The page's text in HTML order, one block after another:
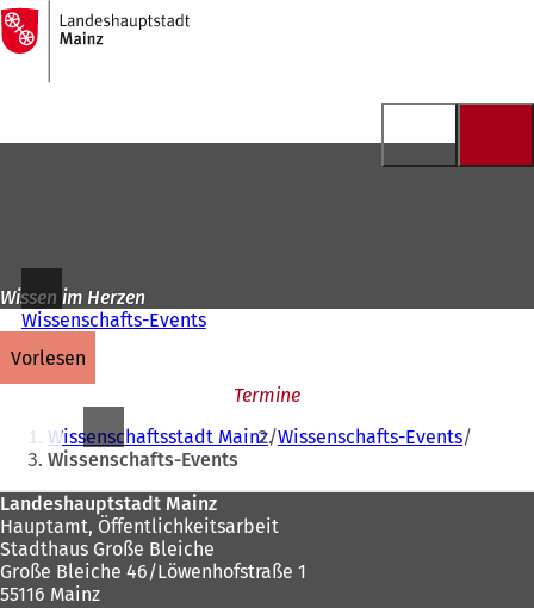
Inhalt anspringen
Zur
Startseite
Wissen im Herzen
Wissenschafts-Events
vorlesen
Termine
Sie
befinden
sich
hier:
Wissenschaftsstadt Mainz Wissenschafts-Events
Wissenschafts-Events
Fußbereich
Landeshauptstadt Mainz
Hauptamt, Öffentlichkeitsarbeit
Stadthaus Große Bleiche
Große Bleiche 46/Löwenhofstraße 1
55116 Mainz